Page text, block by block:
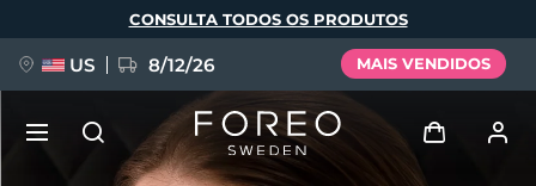
principal
CONSULTA TODOS OS PRODUTOS
US 8/12/26 MAIS VENDIDOS